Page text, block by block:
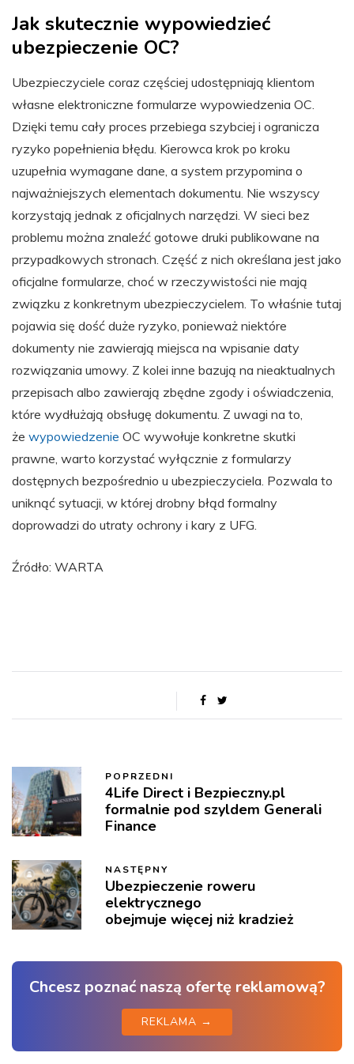
Jak skutecznie wypowiedzieć
ubezpieczenie OC?
Ubezpieczyciele coraz częściej udostępniają klientom
własne elektroniczne formularze wypowiedzenia OC.
Dzięki temu cały proces przebiega szybciej i ogranicza
ryzyko popełnienia błędu. Kierowca krok po kroku
uzupełnia wymagane dane, a system przypomina o
najważniejszych elementach dokumentu. Nie wszyscy
korzystają jednak z oficjalnych narzędzi. W sieci bez
problemu można znaleźć gotowe druki publikowane na
przypadkowych stronach. Część z nich określana jest jako
oficjalne formularze, choć w rzeczywistości nie mają
związku z konkretnym ubezpieczycielem. To właśnie tutaj
pojawia się dość duże ryzyko, ponieważ niektóre
dokumenty nie zawierają miejsca na wpisanie daty
rozwiązania umowy. Z kolei inne bazują na nieaktualnych
przepisach albo zawierają zbędne zgody i oświadczenia,
które wydłużają obsługę dokumentu. Z uwagi na to,
że wypowiedzenie OC wywołuje konkretne skutki
prawne, warto korzystać wyłącznie z formularzy
dostępnych bezpośrednio u ubezpieczyciela. Pozwala to
uniknąć sytuacji, w której drobny błąd formalny
doprowadzi do utraty ochrony i kary z UFG.
Źródło: WARTA
POPRZEDNI
4Life Direct i Bezpieczny.pl
formalnie pod szyldem Generali
Finance
NASTĘPNY
Ubezpieczenie roweru
elektrycznego
obejmuje więcej niż kradzież
Chcesz poznać naszą ofertę reklamową?
REKLAMA →